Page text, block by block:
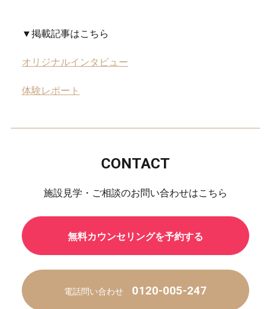
▼掲載記事はこちら
オリジナルインタビュー
体験レポート
CONTACT
施設見学・ご相談のお問い合わせはこちら
無料カウンセリングを予約する
電話問い合わせ 0120-005-247